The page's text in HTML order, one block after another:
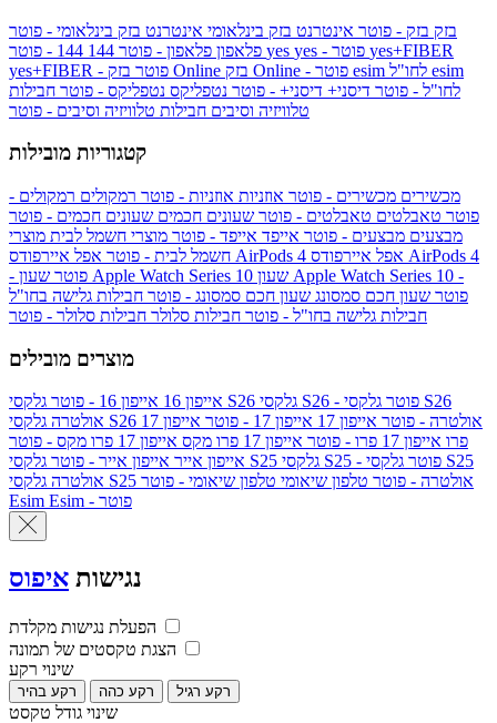
בזק בזק - פוטר אינטרנט בזק בינלאומי אינטרנט בזק בינלאומי - פוטר
פלאפון פלאפון - פוטר 144 yes
yes+FIBER
yes+FIBER - פוטר בזק Online
esim
לחו"ל - פוטר דיסני+ דיסני+ - פוטר נטפליקס נטפליקס - פוטר חבילות
טלוויזיה וסיבים חבילות טלוויזיה וסיבים - פוטר
קטגוריות מובילות
מכשירים מכשירים - פוטר אוזניות אוזניות - פוטר רמקולים רמקולים -
פוטר טאבלטים טאבלטים - פוטר שעונים חכמים שעונים חכמים - פוטר
מבצעים מבצעים - פוטר אייפד אייפד - פוטר מוצרי חשמל לבית מוצרי
חשמל לבית - פוטר אפל איירפודס AirPods 4 אפל איירפודס AirPods 4
- פוטר שעון Apple Watch Series 10 שעון Apple Watch Series 10 -
פוטר שעון חכם סמסונג שעון חכם סמסונג - פוטר חבילות גלישה בחו"ל
חבילות גלישה בחו"ל - פוטר חבילות סלולר חבילות סלולר - פוטר
מוצרים מובילים
אייפון 16 אייפון 16 - פוטר גלקסי S26 גלקסי S26 - פוטר גלקסי S26
אולטרה
גלקסי S26 אולטרה - פוטר אייפון 17 אייפון 17 - פוטר
אייפון 17
פרו אייפון 17 פרו - פוטר אייפון 17 פרו מקס
אייפון 17 פרו מקס - פוטר
אייפון אייר אייפון אייר - פוטר גלקסי S25 גלקסי S25 - פוטר גלקסי S25
אולטרה
גלקסי S25 אולטרה - פוטר טלפון שיאומי טלפון שיאומי - פוטר
Esim
Esim - פוטר
נגישות איפוס
הפעלת נגישות מקלדת
הצגת טקסטים של תמונה
שינוי רקע
רקע בהיר רקע כהה רקע רגיל
שינוי גודל טקסט